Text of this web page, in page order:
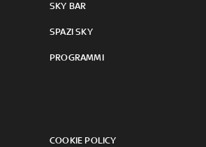
SKY BAR
SPAZI SKY
PROGRAMMI
COOKIE POLICY